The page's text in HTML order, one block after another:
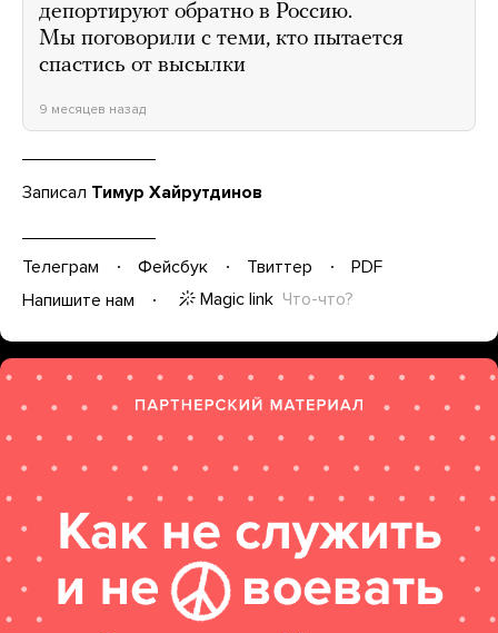
депортируют обратно в Россию.
Мы поговорили с теми, кто пытается
спастись от высылки
9 месяцев назад
Записал Тимур Хайрутдинов
Телеграм Фейсбук Твиттер
PDF
Напишите нам
Magic link Что-что?